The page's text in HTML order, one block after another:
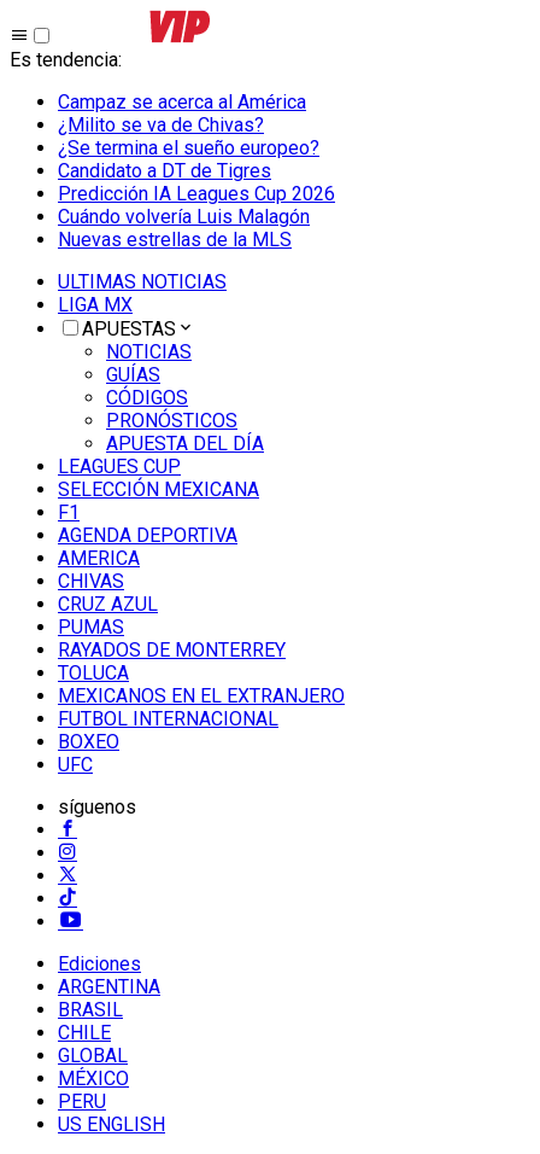
Es tendencia:
Campaz se acerca al América
¿Milito se va de Chivas?
¿Se termina el sueño europeo?
Candidato a DT de Tigres
Predicción IA Leagues Cup 2026
Cuándo volvería Luis Malagón
Nuevas estrellas de la MLS
ULTIMAS NOTICIAS
LIGA MX
APUESTAS
NOTICIAS
GUÍAS
CÓDIGOS
PRONÓSTICOS
APUESTA DEL DÍA
LEAGUES CUP
SELECCIÓN MEXICANA
F1
AGENDA DEPORTIVA
AMERICA
CHIVAS
CRUZ AZUL
PUMAS
RAYADOS DE MONTERREY
TOLUCA
MEXICANOS EN EL EXTRANJERO
FUTBOL INTERNACIONAL
BOXEO
UFC
síguenos
Ediciones
ARGENTINA
BRASIL
CHILE
GLOBAL
MÉXICO
PERU
US ENGLISH